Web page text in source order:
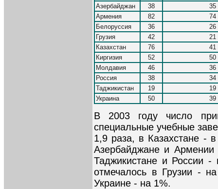
Азербайджан
38
35
Армения
82
74
Белоруссия
36
26
Грузия
42
21
Казахстан
76
41
Киргизия
52
50
Молдавия
46
36
Россия
38
34
Таджикистан
19
19
Украина
50 39
В 2003 году число
специальные учебные
1,9 раза, в Казахстане -
Азербайджане и
Таджикистане и России
отмечалось в Грузии -
Украине - на 1%.